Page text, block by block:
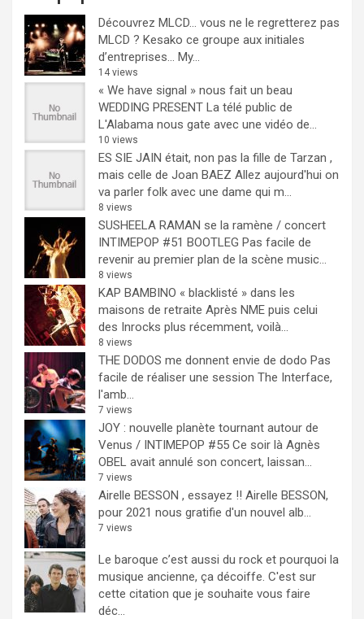
Découvrez MLCD… vous ne le regretterez pas
MLCD ? Kesako ce groupe aux initiales
d’entreprises… My...
14 views
« We have signal » nous fait un beau
WEDDING PRESENT La télé public de
L'Alabama nous gate avec une vidéo de...
10 views
ES SIE JAIN était, non pas la fille de Tarzan ,
mais celle de Joan BAEZ Allez aujourd'hui on
va parler folk avec une dame qui m...
8 views
SUSHEELA RAMAN se la ramène / concert
INTIMEPOP #51 BOOTLEG Pas facile de
revenir au premier plan de la scène music...
8 views
KAP BAMBINO « blacklisté » dans les
maisons de retraite Après NME puis celui
des Inrocks plus récemment, voilà...
8 views
THE DODOS me donnent envie de dodo Pas
facile de réaliser une session The Interface,
l'amb...
7 views
JOY : nouvelle planète tournant autour de
Venus / INTIMEPOP #55 Ce soir là Agnès
OBEL avait annulé son concert, laissan...
7 views
Airelle BESSON , essayez !! Airelle BESSON,
pour 2021 nous gratifie d'un nouvel alb...
7 views
Le baroque c’est aussi du rock et pourquoi la
musique ancienne, ça décoiffe. C'est sur
cette citation que je souhaite vous faire
déc...